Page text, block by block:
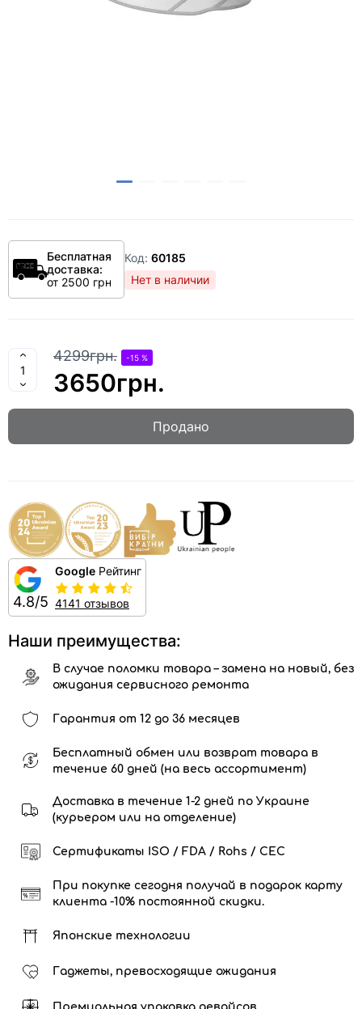
Бесплатная
доставка:
от 2500 грн
Код: 60185
Нет в наличии
4299грн. -15 %
3650грн.
Продано
4.8/5
Google Рейтинг
4141 отзывов
Наши преимущества:
В случае поломки товара – замена на новый, без
ожидания сервисного ремонта
Гарантия от 12 до 36 месяцев
Бесплатный обмен или возврат товара в
течение 60 дней (на весь ассортимент)
Доставка в течение 1-2 дней по Украине
(курьером или на отделение)
Сертификаты ISO / FDA / Rohs / CEC
При покупке сегодня получай в подарок карту
клиента -10% постоянной скидки.
Японские технологии
Гаджеты, превосходящие ожидания